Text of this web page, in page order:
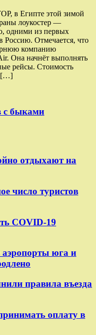
в Египте этой зимой
лоукостер —
одними из первых
Россию. Отмечается, что
компанию
Она начнёт выполнять
рейсы. Стоимость
[…]
с быками
отдыхают на
число туристов
COVID-19
аэропорты юга и
правила въезда
оплату в